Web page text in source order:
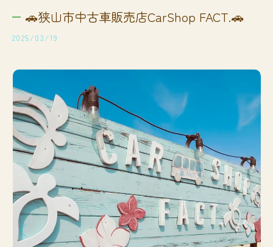
🚗狭山市中古車販売店CarShop FACT.🚗
2025/03/19